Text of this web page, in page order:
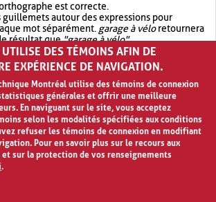
est correcte.
guillemets autour des expressions pour
mot séparément. garage à véloretournera
résultat que"garage à vélo".
votre recherche avec OR.garage OR vélo
plus de résultat quegarage à vélo
DES TÉMOINS AFIN DE
EXPÉRIENCE DE NAVIGATION.
Montréal utilise des témoins de connexion
générales et offrir une meilleure
En naviguant sur le site, vous acceptez
selon les modalités spécifiées aux conditions
refuser les témoins de connexion en modifiant
Pour en savoir plus sur le recours aux
sur la protection de vos renseignements
.